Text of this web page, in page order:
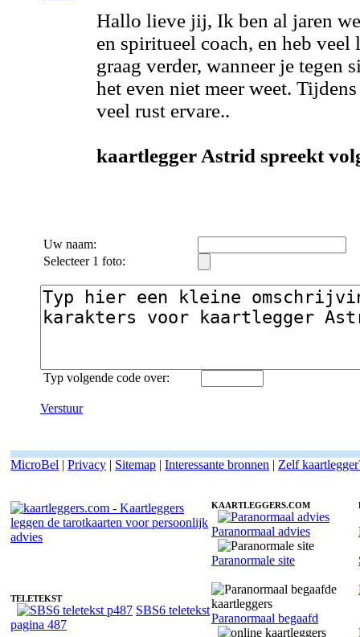
Hallo lieve jij, Ik ben al jaren
en spiritueel coach, en heb
graag verder, wanneer je tegen
het even niet meer weet.
veel rust ervare..
kaartlegger Astrid spreekt
Uw naam:
Selecteer 1 foto:
Typ volgende code over:
Verstuur
MicroBel | Privacy | Sitemap | Interessante bronnen | Zelf
TELETEKST
SBS6 teletekst
pagina 487
KAARTLEGGERS.COM
Paranormaal advies
Paranormale site
Paranormaal begaafd